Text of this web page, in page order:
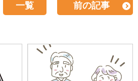
一覧 前の記事